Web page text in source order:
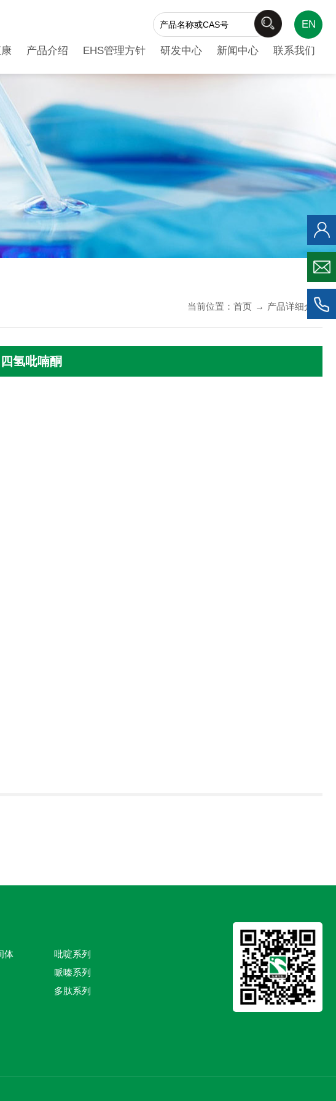
EN
产品介绍 EHS管理方针 研发中心 新闻中心 联系我们
当前位置： 首页 → 产品详细介绍
四氢吡喃酮
体
吡啶系列
哌嗪系列
多肽系列